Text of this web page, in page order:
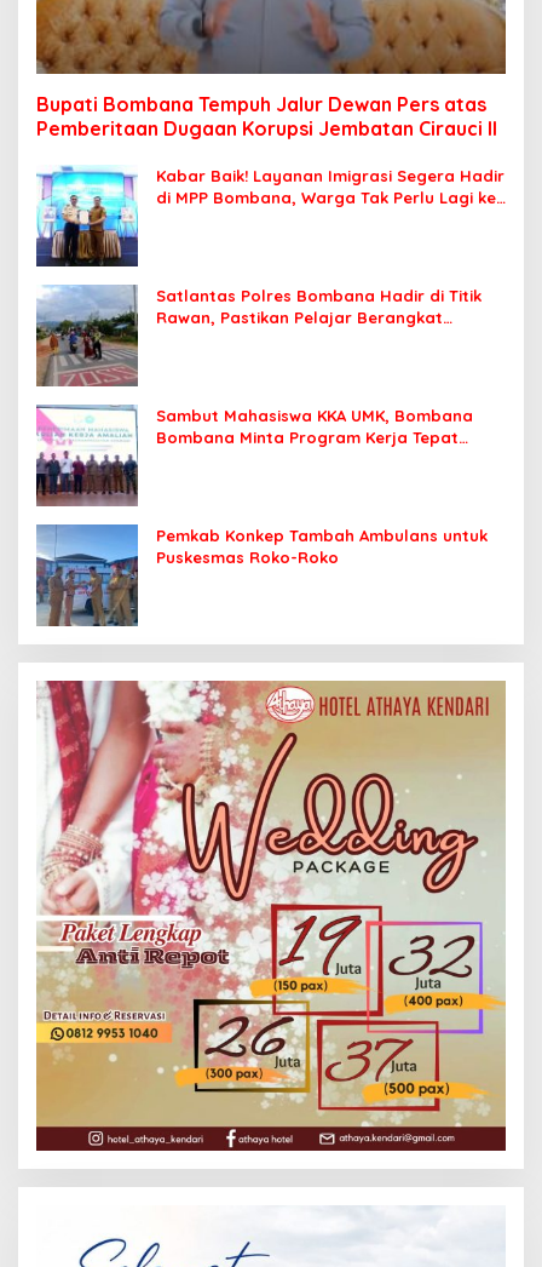
Bupati Bombana Tempuh Jalur Dewan Pers atas
Pemberitaan Dugaan Korupsi Jembatan Cirauci II
Kabar Baik! Layanan Imigrasi Segera Hadir
di MPP Bombana, Warga Tak Perlu Lagi ke
Satlantas Polres Bombana Hadir di Titik
Rawan, Pastikan Pelajar Berangkat
Sambut Mahasiswa KKA UMK, Bombana
Bombana Minta Program Kerja Tepat
Pemkab Konkep Tambah Ambulans untuk
Puskesmas Roko-Roko